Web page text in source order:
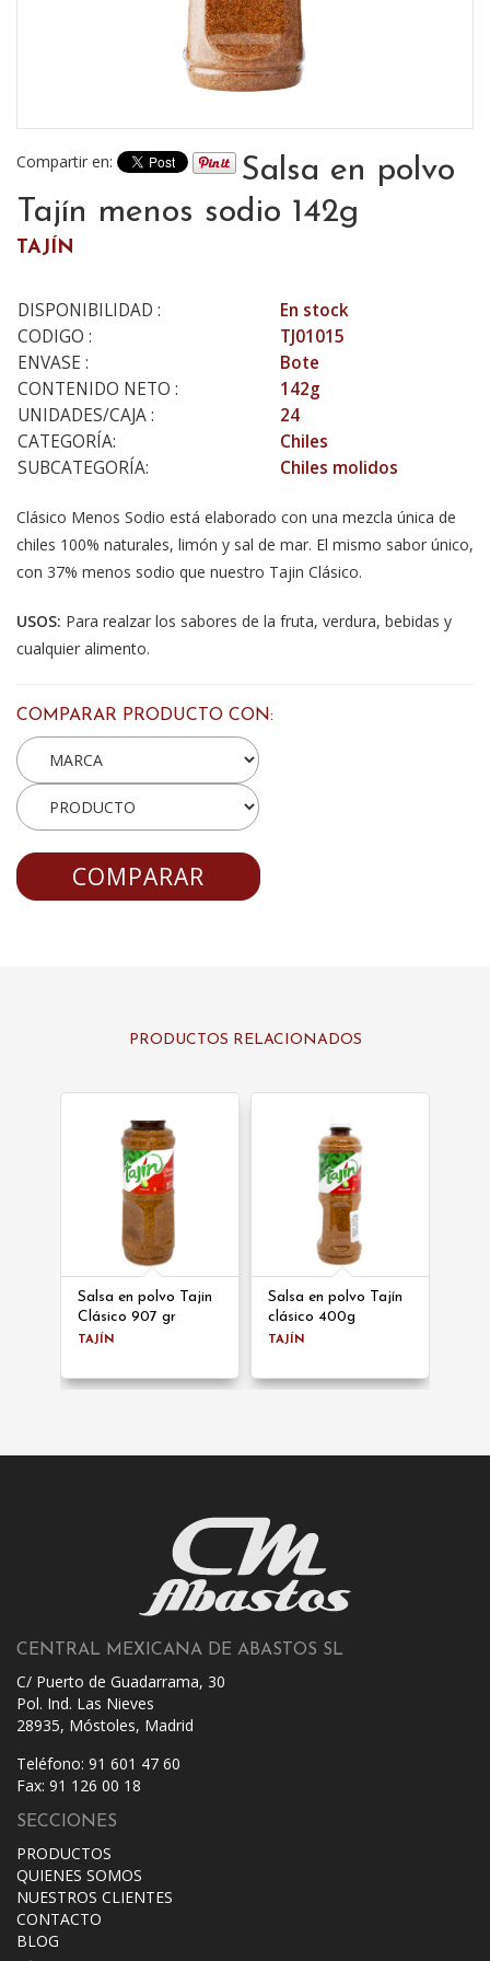
Compartir en:
Salsa en polvo
Tajín menos sodio 142g
TAJÍN
DISPONIBILIDAD :
En stock
CODIGO :
TJ01015
ENVASE :
Bote
CONTENIDO NETO :
142g
UNIDADES/CAJA :
24
CATEGORÍA:
Chiles
SUBCATEGORÍA:
Chiles molidos
Clásico Menos Sodio está elaborado con una mezcla única de
chiles 100% naturales, limón y sal de mar. El mismo sabor único,
con 37% menos sodio que nuestro Tajin Clásico.
USOS: Para realzar los sabores de la fruta, verdura, bebidas y
cualquier alimento.
COMPARAR PRODUCTO CON:
COMPARAR
PRODUCTOS RELACIONADOS
Salsa en polvo Tajin
Clásico 907 gr
TAJÍN
Salsa en polvo Tajín
clásico 400g
TAJÍN
CENTRAL MEXICANA DE ABASTOS SL
C/ Puerto de Guadarrama, 30
Pol. Ind. Las Nieves
28935, Móstoles, Madrid
Teléfono: 91 601 47 60
Fax: 91 126 00 18
SECCIONES
PRODUCTOS
QUIENES SOMOS
NUESTROS CLIENTES
CONTACTO
BLOG